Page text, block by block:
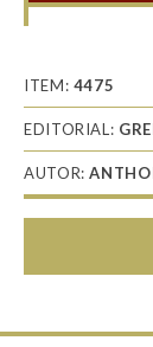
War
Shield
and
Desert
Storm
1990-
ITEM: 4475
EDITORIAL:
AUTOR: